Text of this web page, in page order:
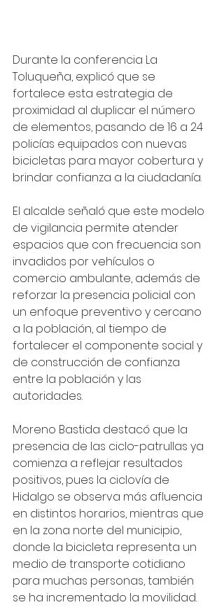
Durante la conferencia La
Toluqueña, explicó que se
fortalece esta estrategia de
proximidad al duplicar el número
de elementos, pasando de 16 a 24
policías equipados con nuevas
bicicletas para mayor cobertura y
brindar confianza a la ciudadanía.
El alcalde señaló que este modelo
de vigilancia permite atender
espacios que con frecuencia son
invadidos por vehículos o
comercio ambulante, además de
reforzar la presencia policial con
un enfoque preventivo y cercano
a la población, al tiempo de
fortalecer el componente social y
de construcción de confianza
entre la población y las
autoridades.
Moreno Bastida destacó que la
presencia de las ciclo-patrullas ya
comienza a reflejar resultados
positivos, pues la ciclovía de
Hidalgo se observa más afluencia
en distintos horarios, mientras que
en la zona norte del municipio,
donde la bicicleta representa un
medio de transporte cotidiano
para muchas personas, también
se ha incrementado la movilidad.